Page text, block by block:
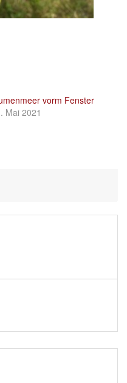
vorm Fenster
Mai 2021